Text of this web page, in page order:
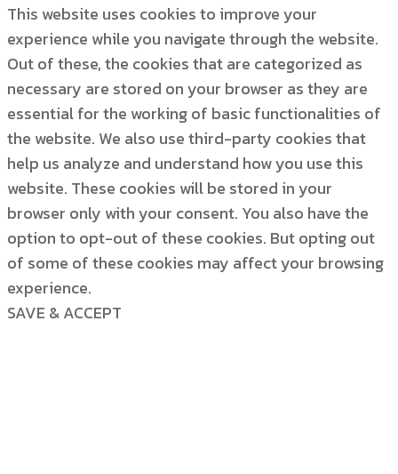
This website uses cookies to improve your
experience while you navigate through the website.
Out of these, the cookies that are categorized as
necessary are stored on your browser as they are
essential for the working of basic functionalities of
the website. We also use third-party cookies that
help us analyze and understand how you use this
website. These cookies will be stored in your
browser only with your consent. You also have the
option to opt-out of these cookies. But opting out
of some of these cookies may affect your browsing
experience.
SAVE & ACCEPT